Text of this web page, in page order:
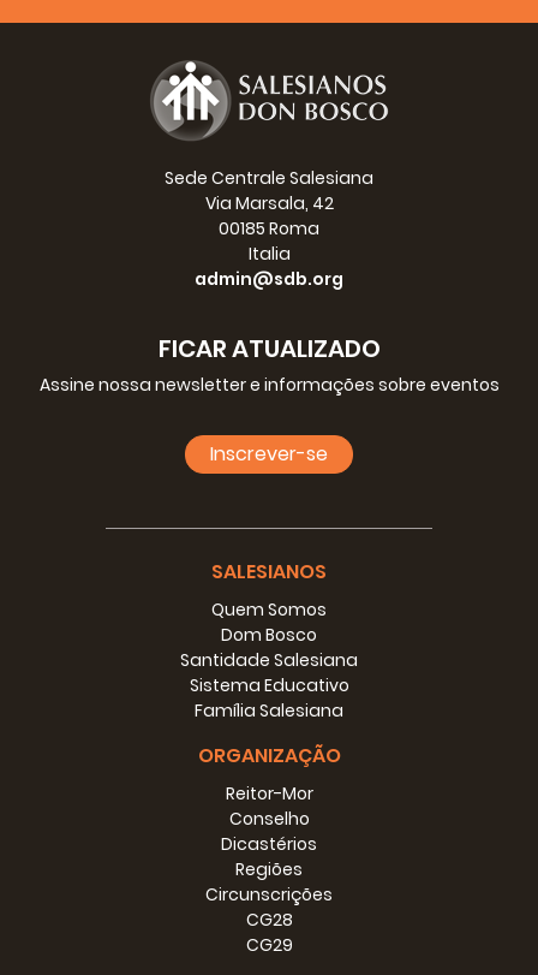
Sede Centrale Salesiana
Via Marsala, 42
00185 Roma
Italia
admin@sdb.org
FICAR ATUALIZADO
Assine nossa newsletter e informações sobre eventos
Inscrever-se
SALESIANOS
Quem Somos
Dom Bosco
Santidade Salesiana
Sistema Educativo
Família Salesiana
ORGANIZAÇÃO
Reitor-Mor
Conselho
Dicastérios
Regiões
Circunscrições
CG28
CG29